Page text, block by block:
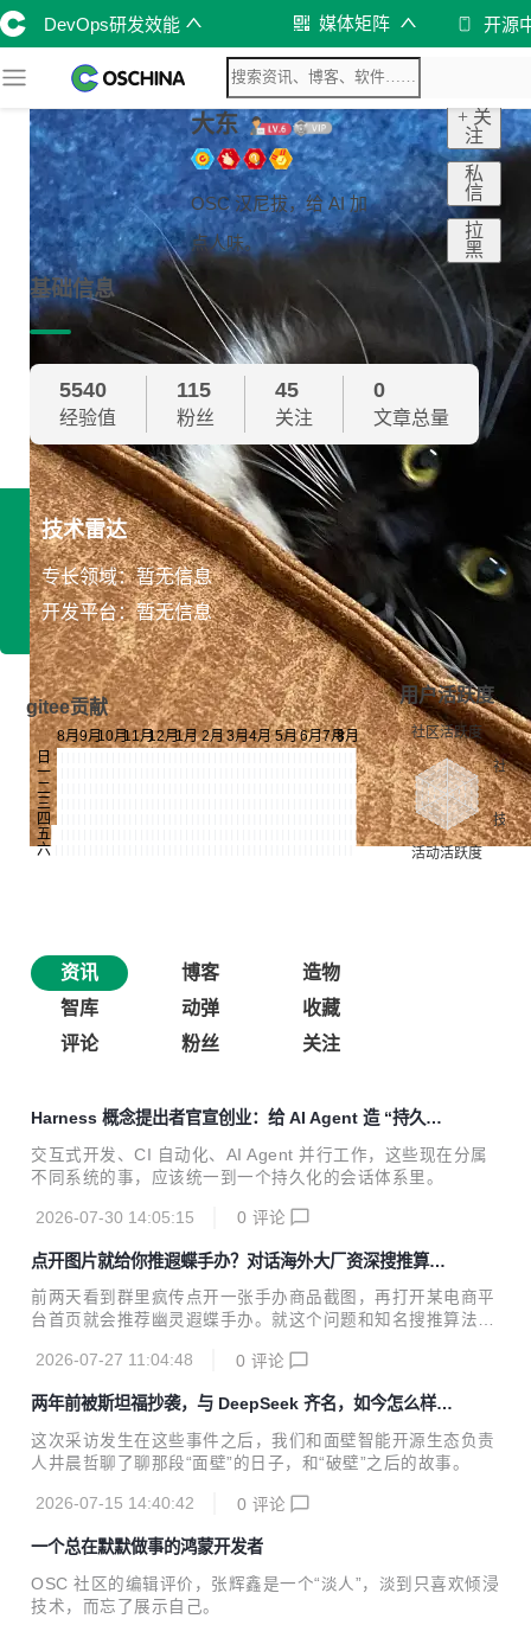
DevOps研发效能 媒体矩阵 开源
大东
OSC 汉尼拔，给 AI 加
点人味。
+ 关
注
私
信
拉
黑
基础信息
5540
经验值
115
粉丝
45
关注
0
文章总量
技术雷达
专长领域：暂无信息
开发平台：暂无信息
gitee贡献
用户活跃度
资讯 博客
造物
智库
动弹
收藏
评论
粉丝 关注
Harness 概念提出者官宣创业：给 AI Agent 造 “持久化
终端”
交互式开发、CI 自动化、AI Agent 并行工作，这些现在分属
不同系统的事，应该统一到一个持久化的会话体系里。
2026-07-30 14:05:15 0 评论
点开图片就给你推遐蝶手办？对话海外大厂资深搜推算法
专家傅聪
前两天看到群里疯传点开一张手办商品截图，再打开某电商平
台首页就会推荐幽灵遐蝶手办。就这个问题和知名搜推算法专
2026-07-27 11:04:48
0 评论
两年前被斯坦福抄袭，与 DeepSeek 齐名，如今怎么样
了？
这次采访发生在这些事件之后，我们和面壁智能开源生态负责
人井晨哲聊了聊那段“面壁”的日子，和“破壁”之后的故事。
2026-07-15 14:40:42 0 评论
一个总在默默做事的鸿蒙开发者
OSC 社区的编辑评价，张辉鑫是一个“淡人”，淡到只喜欢倾浸
技术，而忘了展示自己。